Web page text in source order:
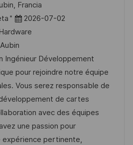
Francia
F
e
c
h
a
d
e
p
u
b
2026-07-02
Ingénieur Développement
pour rejoindre notre équipe
Vous serez responsable de
de cartes
avec des équipes
une passion pour
expérience pertinente,